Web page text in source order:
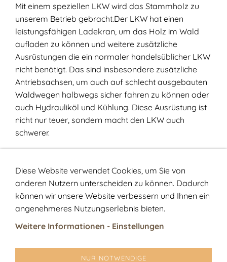
Mit einem speziellen LKW wird das Stammholz zu
unserem Betrieb gebracht.Der LKW hat einen
leistungsfähigen Ladekran, um das Holz im Wald
aufladen zu können und weitere zusätzliche
Ausrüstungen die ein normaler handelsüblicher LKW
nicht benötigt. Das sind insbesondere zusätzliche
Antriebsachsen, um auch auf schlecht ausgebauten
Waldwegen halbwegs sicher fahren zu können oder
auch Hydrauliköl und Kühlung. Diese Ausrüstung ist
nicht nur teuer, sondern macht den LKW auch
schwerer.
200.000 € und die geringe Nutzlast wirken sich
negativ auf die Frachtraten aus. Je nach Entfernung
fallen für einen Schüttraummeter 6,00 € und mehr
an.
Zurück
Diese Website verwendet Cookies, um Sie von
anderen Nutzern unterscheiden zu können. Dadurch
können wir unsere Website verbessern und Ihnen ein
angenehmeres Nutzungserlebnis bieten.
Weitere Informationen - Einstellungen
NUR NOTWENDIGE